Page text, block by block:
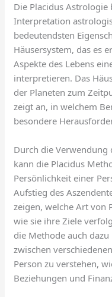
Die Placidus
Interpretation
bedeutendsten
Häusersystem, das es
Aspekte des Lebens
interpretieren. Das
der Planeten zum
zeigt an, in welchem
besondere
Durch die Verwendung
kann die Placidus
Persönlichkeit einer
Aufstieg des
zeigen, welche Art von
wie sie ihre Ziele
die Methode auch
zwischen
Person zu verstehen,
Beziehungen und